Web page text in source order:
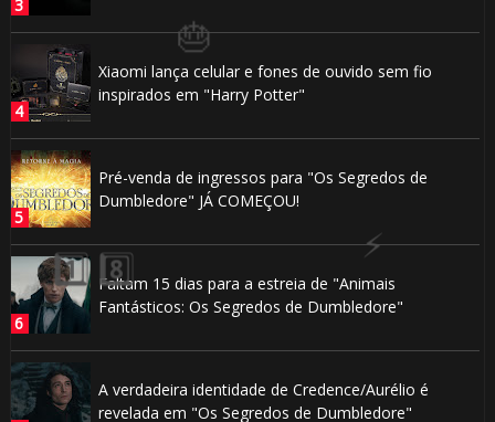
Xiaomi lança celular e fones de ouvido sem fio
inspirados em "Harry Potter"
Pré-venda de ingressos para "Os Segredos de
Dumbledore" JÁ COMEÇOU!
Faltam 15 dias para a estreia de "Animais
Fantásticos: Os Segredos de Dumbledore"
A verdadeira identidade de Credence/Aurélio é
revelada em "Os Segredos de Dumbledore"
⚡
1️⃣ 8️⃣
🎈
⚡